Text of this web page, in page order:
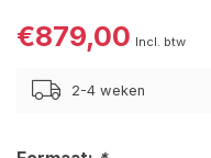
€879,00 Incl. btw
2-4 weken